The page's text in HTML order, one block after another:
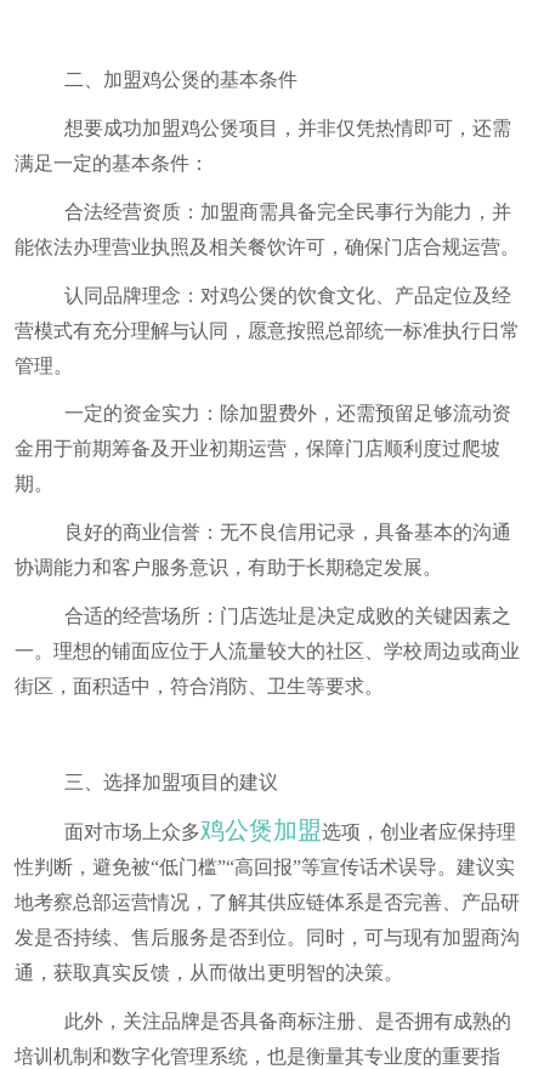
二、加盟鸡公煲的基本条件
想要成功加盟鸡公煲项目，并非仅凭热情即可，还需
满足一定的基本条件：
合法经营资质：加盟商需具备完全民事行为能力，并
能依法办理营业执照及相关餐饮许可，确保门店合规运营。
认同品牌理念：对鸡公煲的饮食文化、产品定位及经
营模式有充分理解与认同，愿意按照总部统一标准执行日常
管理。
一定的资金实力：除加盟费外，还需预留足够流动资
金用于前期筹备及开业初期运营，保障门店顺利度过爬坡
期。
良好的商业信誉：无不良信用记录，具备基本的沟通
协调能力和客户服务意识，有助于长期稳定发展。
合适的经营场所：门店选址是决定成败的关键因素之
一。理想的铺面应位于人流量较大的社区、学校周边或商业
街区，面积适中，符合消防、卫生等要求。
三、选择加盟项目的建议
面对市场上众多鸡公煲加盟选项，创业者应保持理
性判断，避免被“低门槛”“高回报”等宣传话术误导。建议实
地考察总部运营情况，了解其供应链体系是否完善、产品研
发是否持续、售后服务是否到位。同时，可与现有加盟商沟
通，获取真实反馈，从而做出更明智的决策。
此外，关注品牌是否具备商标注册、是否拥有成熟的
培训机制和数字化管理系统，也是衡量其专业度的重要指